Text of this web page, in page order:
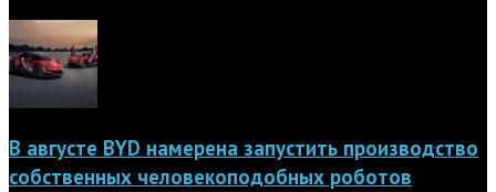
В августе BYD намерена запустить производство
собственных человекоподобных роботов